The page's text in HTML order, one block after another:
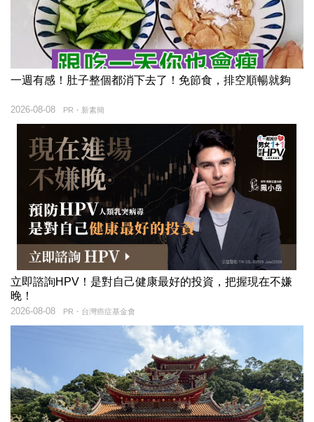
一週有感！肚子整個都消下去了！免節食，排空順暢就夠
PR・新素簡
2026-08-08
立即諮詢HPV！是對自己健康最好的投資，把握現在不嫌
晚！
PR・台灣癌症基金會
2026-08-08